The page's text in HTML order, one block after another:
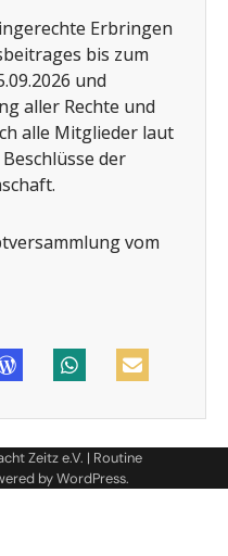
Erbringen
bis zum
und
aller Rechte und
alle Mitglieder laut
der
vom
Zeitz e.V. | Routine
byWordPress.